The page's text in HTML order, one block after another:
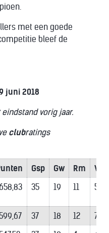
met een goede
bleef de
juni 2018
vorig jaar.
clubratings
Gsp Gw Rm
Vl
35 19 11 5
37 18 12
7